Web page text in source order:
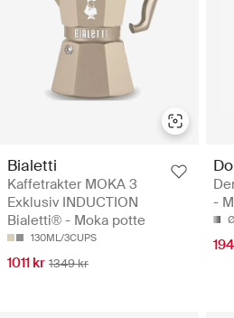
Bialetti
Kaffetrakter MOKA 3
Exklusiv INDUCTION
Bialetti® - Moka potte
130ML/3CUPS
1011 kr 1349 kr
-